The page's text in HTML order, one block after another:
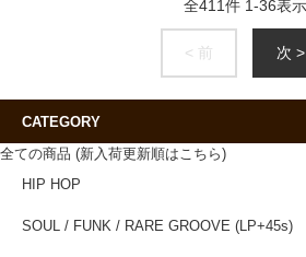
全411件 1-36表示
< 前 次 >
CATEGORY
全ての商品 (新入荷更新順はこちら)
HIP HOP
SOUL / FUNK / RARE GROOVE (LP+45s)